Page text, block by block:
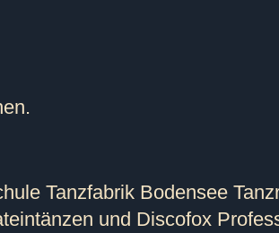
Tanzfabrik Bodensee
und Discofox